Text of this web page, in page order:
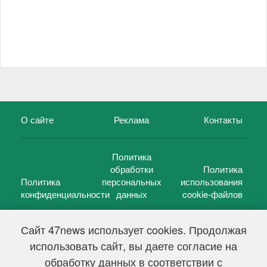
Сайт 47news использует cookies. Продолжая
использовать сайт, вы даете согласие на
обработку данных в соответствии с
О сайте Реклама Контакты
Политика
конфиденциальности
Политика
обработки
персональных
данных
Политика
использования
cookie-файлов
47 новостей (47 news)2005 — 2026 г.
Свидетельство о регистрации СМИ Эл № ФС 77-39848, выдано